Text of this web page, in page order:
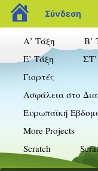
blogs.sch.gr
Σύνδεση
Α’ Τάξη Β’
Ε’ Τάξη
Γιορτές
Ασφάλεια στο
Ευρωπαϊκή
More Projects
Scratch